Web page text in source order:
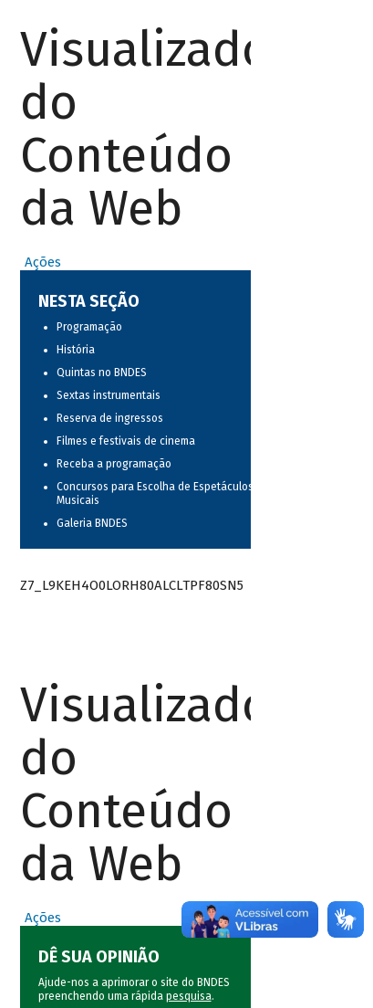
Visualizador
do
Conteúdo
da Web
Ações
NESTA SEÇÃO
Programação
História
Quintas no BNDES
Sextas instrumentais
Reserva de ingressos
Filmes e festivais de cinema
Receba a programação
Concursos para Escolha de Espetáculos
Musicais
Galeria BNDES
Z7_L9KEH4O0LORH80ALCLTPF80SN5
Visualizador
do
Conteúdo
da Web
Ações
DÊ SUA OPINIÃO
Ajude-nos a aprimorar o site do BNDES
preenchendo uma rápida pesquisa.